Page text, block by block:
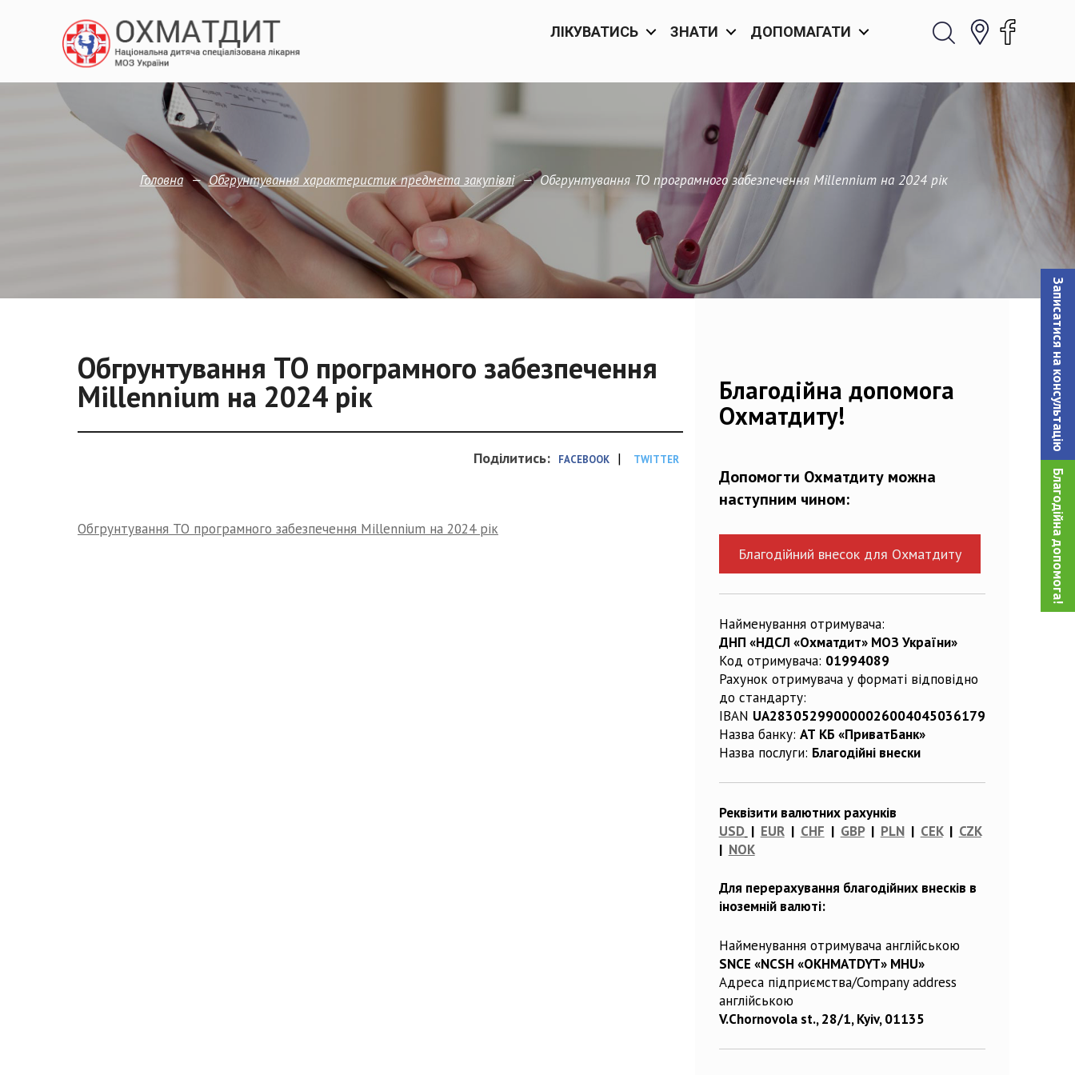
Записатися на консультацiю
Благодійна допомога!
ЛІКУВАТИСЬ ЗНАТИ ДОПОМАГАТИ
Головна — Обгрунтування характеристик предмета закупівлi — Обгрунтування ТО програмного забезпечення Millennium на 2024 рік
Обгрунтування ТО програмного забезпечення
Millennium на 2024 рік
Поділитись: FACEBOOK | TWITTER
Обгрунтування ТО програмного забезпечення Millennium на 2024 рік
Благодійна допомога
Охматдиту!
Допомогти Охматдиту можна
наступним чином:
Благодійний внесок для Охматдиту
Найменування отримувача:
ДНП «НДСЛ «Охматдит» МОЗ України»
Код отримувача: 01994089
Рахунок отримувача у форматі відповідно
до стандарту:
IBAN UA283052990000026004045036179
Назва банку: АТ КБ «ПриватБанк»
Назва послуги: Благодійні внески
Реквізити валютних рахунків
USD | EUR| CHF | GBP| PLN| CEK| CZK
| NOK
Для перерахування благодійних внесків в
іноземній валюті:
Найменування отримувача англійською
SNCE «NCSH «OKHMATDYT» MHU»
Адреса підприємства/Company address
англійською
V.Chornovola st., 28/1, Kyiv, 01135